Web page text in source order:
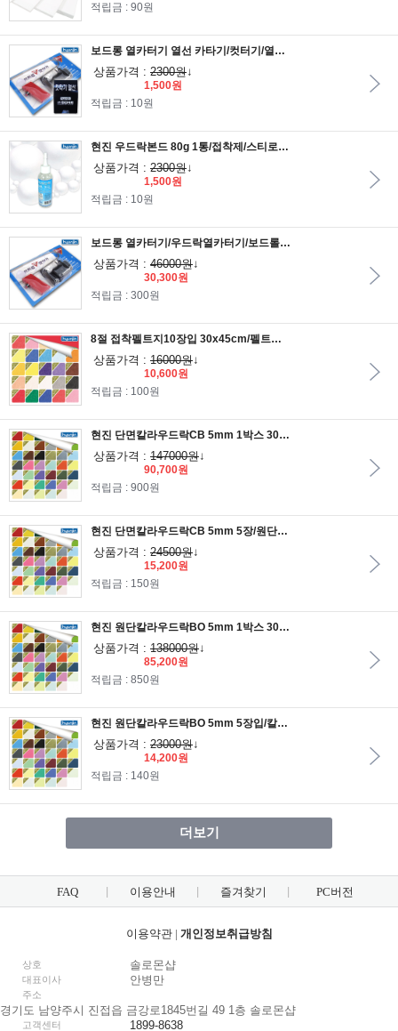
적립금 : 90원
보드롱 열카터기 열선 카타기/컷터기/열카터기/열카타기/열선/커터기/보드롱/우드락/스치로폼
상품가격 : 2300원↓
1,500원
적립금 : 10원
현진 우드락본드 80g 1통/접착제/스티로폼공/우드락접착제/폼보드접착제
상품가격 : 2300원↓
1,500원
적립금 : 10원
보드롱 열카터기/우드락열카터기/보드롤열캇타기/열커터기/열카터기/열카타기/열캇타기/열선/스티로폼
상품가격 : 46000원↓
30,300원
적립금 : 300원
8절 접착펠트지10장입 30x45cm/펠트지/유수지/휄트지/펠트공예
상품가격 : 16000원↓
10,600원
적립금 : 100원
현진 단면칼라우드락CB 5mm 1박스 30장입/칼라우드락/단면우드락
상품가격 : 147000원↓
90,700원
적립금 : 900원
현진 단면칼라우드락CB 5mm 5장/원단우드락/원단보드롱/칼라우드락
상품가격 : 24500원↓
15,200원
적립금 : 150원
현진 원단칼라우드락BO 5mm 1박스 30장입/원단우드락/원단백색보드롱/
상품가격 : 138000원↓
85,200원
적립금 : 850원
현진 원단칼라우드락BO 5mm 5장입/칼라우드락/원단보드롱/원단우드락
상품가격 : 23000원↓
14,200원
적립금 : 140원
더보기
FAQ 이용안내 즐겨찾기 PC버전
이용약관| 개인정보취급방침
상호 솔로몬샵
대표이사 안병만
주소
경기도 남양주시 진접읍 금강로1845번길 49 1층 솔로몬샵
고객센터 1899-8638